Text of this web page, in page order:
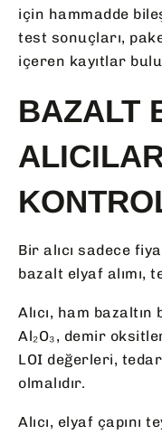
için hammadde
test sonuçları,
içeren kayıtlar
BAZALT
Bir alıcı sadece
bazalt elyaf alımı,
Alıcı, ham
Al₂O₃, demir
LOI değerleri,
olmalıdır.
Alıcı, elyaf çapını